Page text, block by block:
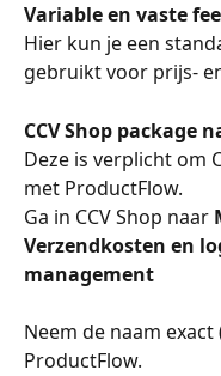
Variable en vaste
Hier kun je een
gebruikt voor prijs-
CCV Shop package
Deze is verplicht om
met ProductFlow.
Ga in CCV Shop naar
Verzendkosten en
management
Neem de naam
ProductFlow.